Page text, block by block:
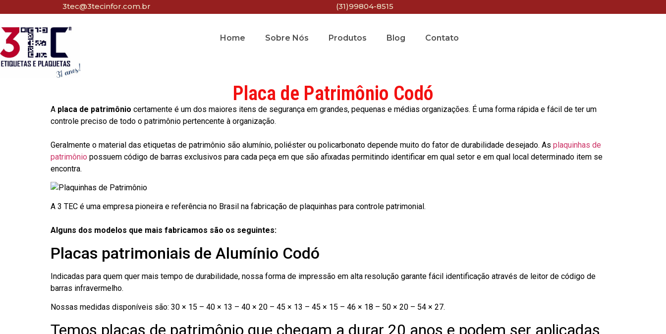
3tec@3tecinfor.com.br (31)99804-8515
Home Sobre Nós Produtos Blog Contato
Placa de Patrimônio Codó
A placa de patrimônio certamente é um dos maiores itens de segurança em grandes, pequenas e médias organizações. É uma forma rápida e fácil de ter um
controle preciso de todo o patrimônio pertencente à organização.
Geralmente o material das etiquetas de patrimônio são alumínio, poliéster ou policarbonato depende muito do fator de durabilidade desejado. As plaquinhas de
patrimônio possuem código de barras exclusivos para cada peça em que são afixadas permitindo identificar em qual setor e em qual local determinado item se
encontra.
A 3 TEC é uma empresa pioneira e referência no Brasil na fabricação de plaquinhas para controle patrimonial.
Alguns dos modelos que mais fabricamos são os seguintes:
Placas patrimoniais de Alumínio Codó
Indicadas para quem quer mais tempo de durabilidade, nossa forma de impressão em alta resolução garante fácil identificação através de leitor de código de
barras infravermelho.
Nossas medidas disponíveis são: 30 × 15 – 40 × 13 – 40 × 20 – 45 × 13 – 45 × 15 – 46 × 18 – 50 × 20 – 54 × 27.
Temos placas de patrimônio que chegam a durar 20 anos e podem ser aplicadas